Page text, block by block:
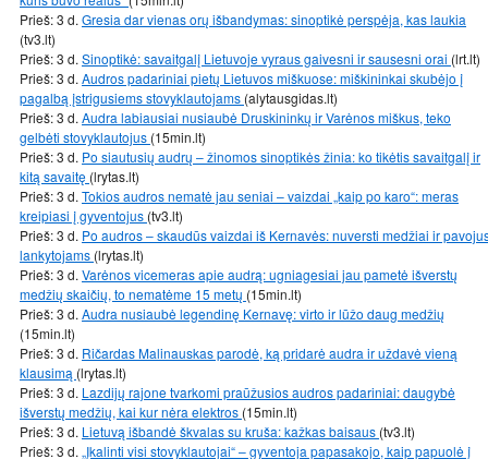
Prieš: 3 d. Gresia dar vienas orų išbandymas: sinoptikė perspėja, kas laukia
(tv3.lt)
Prieš: 3 d. Sinoptikė: savaitgalį Lietuvoje vyraus gaivesni ir sausesni orai (lrt.lt)
Prieš: 3 d. Audros padariniai pietų Lietuvos miškuose: miškininkai skubėjo į
pagalbą įstrigusiems stovyklautojams (alytausgidas.lt)
Prieš: 3 d. Audra labiausiai nusiaubė Druskininkų ir Varėnos miškus, teko
gelbėti stovyklautojus (15min.lt)
Prieš: 3 d. Po siautusių audrų – žinomos sinoptikės žinia: ko tikėtis savaitgalį ir
kitą savaitę (lrytas.lt)
Prieš: 3 d. Tokios audros nematė jau seniai – vaizdai „kaip po karo“: meras
kreipiasi į gyventojus (tv3.lt)
Prieš: 3 d. Po audros – skaudūs vaizdai iš Kernavės: nuversti medžiai ir
lankytojams (lrytas.lt)
Prieš: 3 d. Varėnos vicemeras apie audrą: ugniagesiai jau pametė išverstų
medžių skaičių, to nematėme 15 metų (15min.lt)
Prieš: 3 d. Audra nusiaubė legendinę Kernavę: virto ir lūžo daug medžių
(15min.lt)
Prieš: 3 d. Ričardas Malinauskas parodė, ką pridarė audra ir uždavė vieną
klausimą (lrytas.lt)
Prieš: 3 d. Lazdijų rajone tvarkomi praūžusios audros padariniai: daugybė
išverstų medžių, kai kur nėra elektros (15min.lt)
Prieš: 3 d. Lietuvą išbandė škvalas su kruša: kažkas baisaus (tv3.lt)
Prieš: 3 d. „Įkalinti visi stovyklautojai“ – gyventoja papasakojo, kaip papuolė į